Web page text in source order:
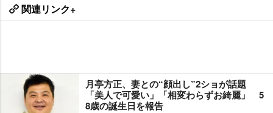
関連リンク+
月亭方正、妻との“顔出し”2ショが話題
「美人で可愛い」「相変わらずお綺麗」 5
8歳の誕生日を報告